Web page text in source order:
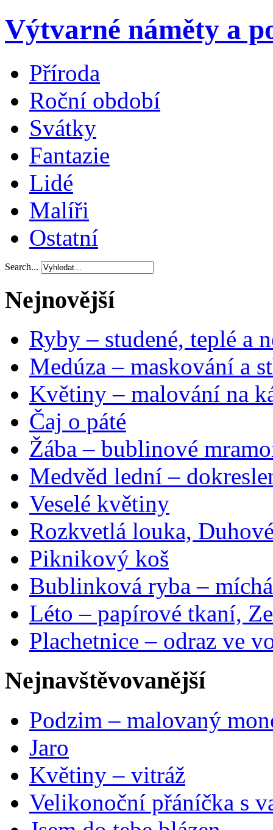
Výtvarné náměty a
Příroda
Roční období
Svátky
Fantazie
Lidé
Malíři
Ostatní
Search...
Nejnovější
Ryby – studené, teplé a
Medúza – maskování a
Květiny – malování na
Čaj o páté
Žába – bublinové
Medvěd lední –
Veselé květiny
Rozkvetlá louka,
Piknikový koš
Bublinková ryba –
Léto – papírové tkaní,
Plachetnice – odraz ve
Nejnavštěvovanější
Podzim – malovaný
Jaro
Květiny – vitráž
Velikonoční přáníčka s